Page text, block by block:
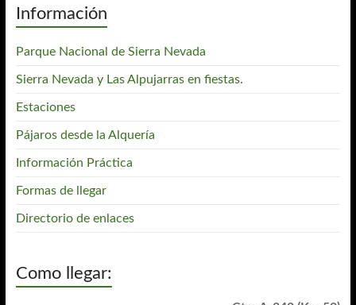
Información
Parque Nacional de Sierra Nevada
Sierra Nevada y Las Alpujarras en fiestas.
Estaciones
Pájaros desde la Alquería
Información Práctica
Formas de llegar
Directorio de enlaces
Como llegar: